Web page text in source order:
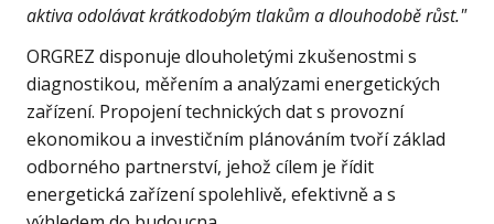
aktiva odolávat krátkodobým tlakům a dlouhodobě růst."
ORGREZ disponuje dlouholetými zkušenostmi s
diagnostikou, měřením a analýzami energetických
zařízení. Propojení technických dat s provozní
ekonomikou a investičním plánováním tvoří základ
odborného partnerství, jehož cílem je řídit
energetická zařízení spolehlivě, efektivně a s